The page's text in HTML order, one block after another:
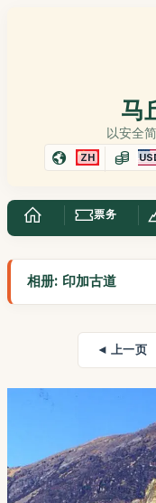
马
以安全
ZH
票务
相册: 印加古道
◄ 上一页